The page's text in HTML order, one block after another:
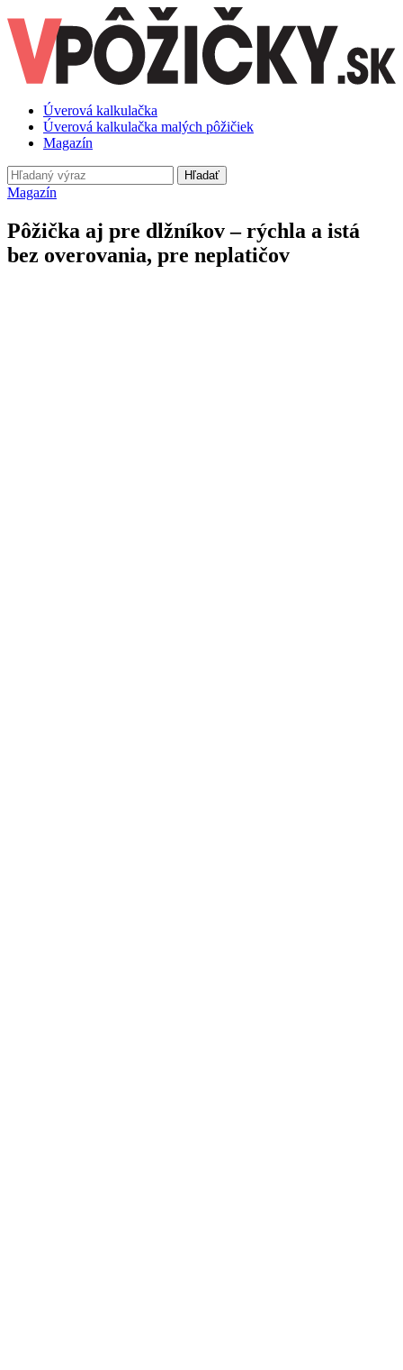
Úverová kalkulačka
Úverová kalkulačka malých pôžičiek
Magazín
Hľadať
Magazín
Pôžička aj pre dlžníkov – rýchla a istá
bez overovania, pre neplatičov